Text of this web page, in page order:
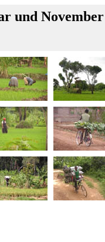
und November